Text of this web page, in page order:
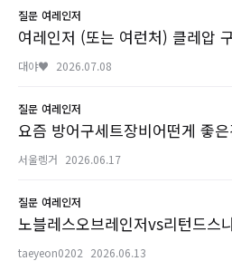
질문 여레인저
여레인저 (또는 여런처) 클레압
대야♥ 2026.07.08
질문 여레인저
요즘 방어구세트장비어떤게 좋
서울렝거 2026.06.17
질문 여레인저
노블레스오브레인저vs리턴드스
taeyeon0202 2026.06.13